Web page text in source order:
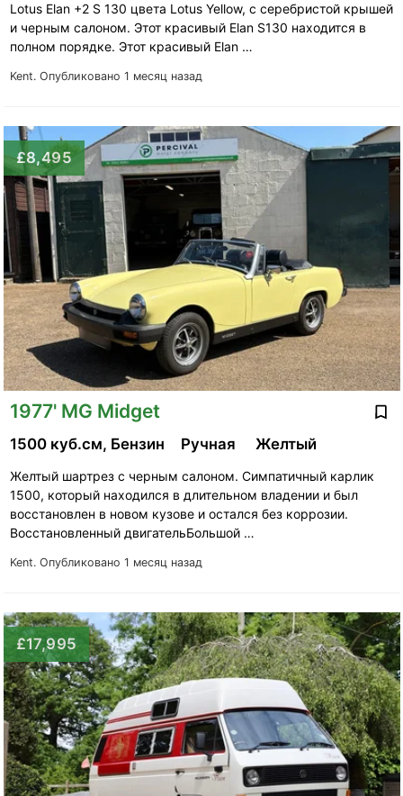
Kent. Опубликовано 1 месяц назад
Lotus Elan +2 S 130 цвета Lotus Yellow, с серебристой крышей
и черным салоном. Этот красивый Elan S130 находится в
полном порядке. Этот красивый Elan …
£8,495
1977' MG Midget
Kent. Опубликовано 1 месяц назад
1500 куб.см, Бензин Ручная Желтый
Желтый шартрез с черным салоном. Симпатичный карлик
1500, который находился в длительном владении и был
восстановлен в новом кузове и остался без коррозии.
Восстановленный двигательБольшой …
£17,995